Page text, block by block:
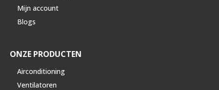
Mijn account
Blogs
ONZE PRODUCTEN
Airconditioning
Ventilatoren